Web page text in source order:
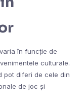
în funcție de
culturale.
pot diferi de cele din
de joc și